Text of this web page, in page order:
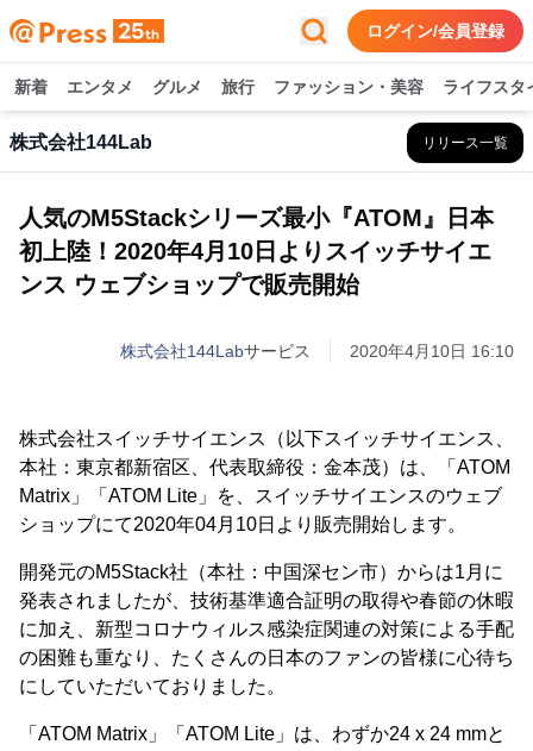
ログイン/会員登録
新着 エンタメ グルメ 旅行 ファッション・美容 ライフスタ
株式会社144Lab リリース一覧
人気のM5Stackシリーズ最小『ATOM』日本
初上陸！2020年4月10日よりスイッチサイエ
ンス ウェブショップで販売開始
株式会社144Labサービス 2020年4月10日 16:10
株式会社スイッチサイエンス（以下スイッチサイエンス、
本社：東京都新宿区、代表取締役：金本茂）は、「ATOM
Matrix」「ATOM Lite」を、スイッチサイエンスのウェブ
ショップにて2020年04月10日より販売開始します。
開発元のM5Stack社（本社：中国深セン市）からは1月に
発表されましたが、技術基準適合証明の取得や春節の休暇
に加え、新型コロナウィルス感染症関連の対策による手配
の困難も重なり、たくさんの日本のファンの皆様に心待ち
にしていただいておりました。
「ATOM Matrix」「ATOM Lite」は、わずか24 x 24 mmと